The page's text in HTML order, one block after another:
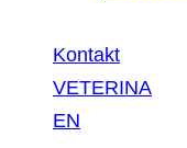
Kontakt
VETERINA
EN